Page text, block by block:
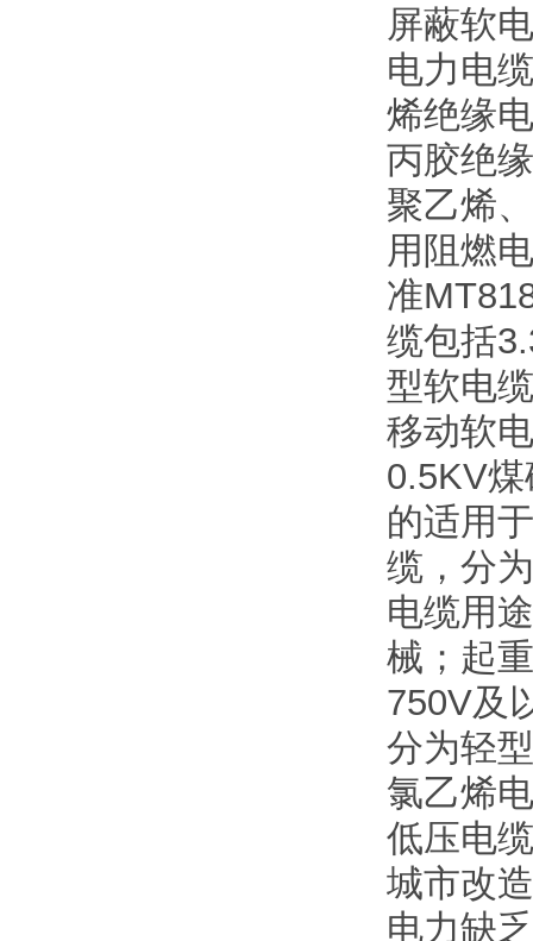
屏蔽软
电力电
烯绝缘
丙胶绝
聚乙烯
用阻燃
准
缆包括
型软电
移动软
0.5KV
的适用
缆，分
电缆用
械；起
750V及
分为轻
氯乙烯
低压电
城市改
电力缺